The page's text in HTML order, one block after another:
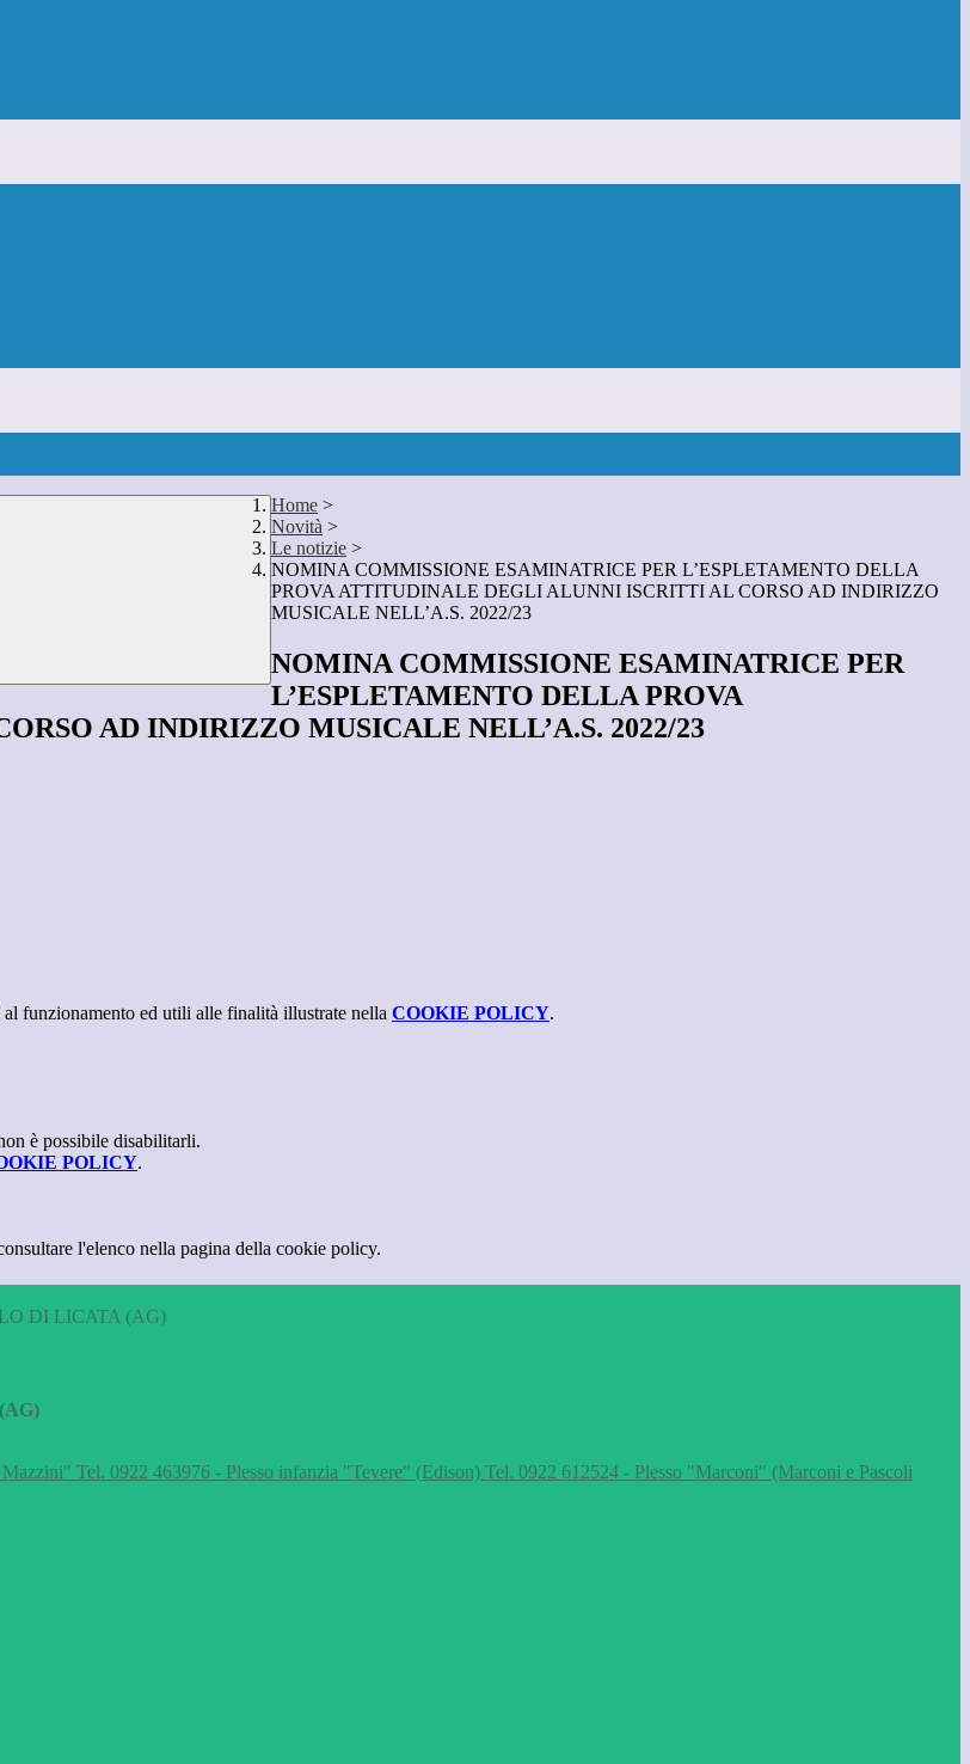
Home >
Novità >
Le notizie >
NOMINA COMMISSIONE ESAMINATRICE PER L’ESPLETAMENTO DELLA
PROVA ATTITUDINALE DEGLI ALUNNI ISCRITTI AL CORSO AD INDIRIZZO
MUSICALE NELL’A.S. 2022/23
NOMINA COMMISSIONE ESAMINATRICE PER
L’ESPLETAMENTO DELLA PROVA
AD INDIRIZZO MUSICALE NELL’A.S. 2022/23
funzionamento ed utili alle finalità illustrate nella COOKIE POLICY.
è possibile disabilitarli.
POLICY.
l'elenco nella pagina della cookie policy.
DI LICATA (AG)
Tel. 0922 463976 - Plesso infanzia "Tevere" (Edison) Tel. 0922 612524 - Plesso "Marconi" (Marconi e Pascoli